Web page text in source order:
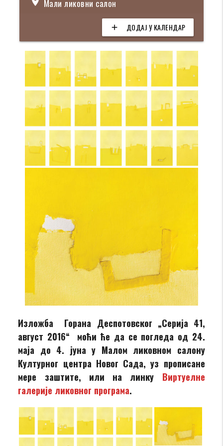
Мали ликовни салон
add ДОДАЈ У КАЛЕНДАР
Изложба Горана Деспотовског „Серија 41,
август 2016“
моћи ће да се погледа од 24.
маја до 4. јуна у Малом ликовном салону
Културног центра Новог Сада, уз прописане
мере заштите, или на линку Виртуелне
галерије ликовног програма.